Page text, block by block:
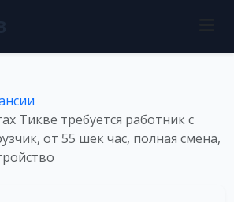
Тикве требуется работник с
от 55 шек час, полная смена,